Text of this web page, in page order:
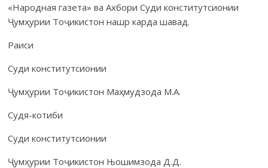
«Народная газета» ва Ахбори Суди конститутсионии
Ҷумҳурии Тоҷикистон нашр карда шавад.
Раиси
Суди конститутсионии
Ҷумҳурии Тоҷикистон Маҳмудзода М.А.
Судя-котиби
Суди конститутсионии
Ҷумҳурии Тоҷикистон Њошимзода Д.Д.